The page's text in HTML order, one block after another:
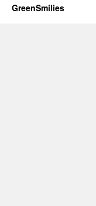
GreenSmilies